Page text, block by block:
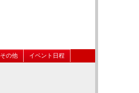
その他 イベント日程